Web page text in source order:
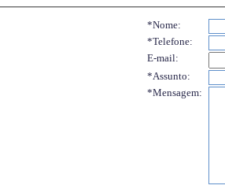
*Nome:
*Telefone:
E-mail:
*Assunto:
*Mensagem: